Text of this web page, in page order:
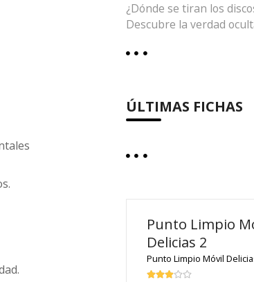
¿Dónde se tiran los
Descubre la verdad
ÚLTIMAS FICHAS
Punto Limpio
Delicias 2
Punto Limpio Móvil